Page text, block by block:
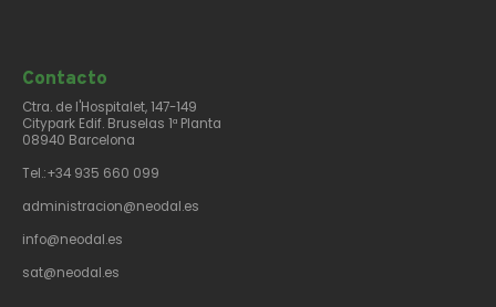
Contacto​
Ctra. de l'Hospitalet, 147-149
Citypark Edif. Bruselas 1ª Planta
08940 Barcelona
Tel.:+34 935 660 099
administracion@neodal.es
info@neodal.es
sat@neodal.es